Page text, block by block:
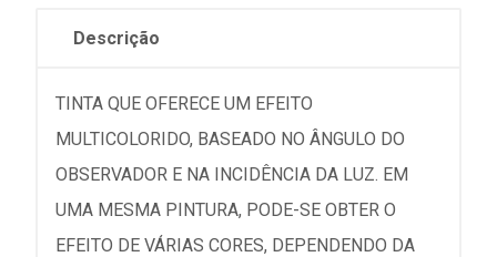
Descrição
TINTA QUE OFERECE UM EFEITO
MULTICOLORIDO, BASEADO NO ÂNGULO DO
OBSERVADOR E NA INCIDÊNCIA DA LUZ. EM
UMA MESMA PINTURA, PODE-SE OBTER O
EFEITO DE VÁRIAS CORES, DEPENDENDO DA